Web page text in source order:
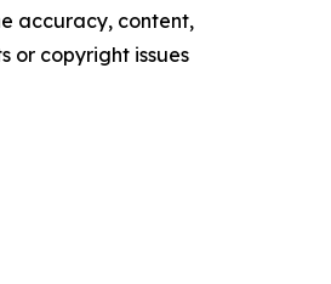
accuracy, content,
or copyright issues